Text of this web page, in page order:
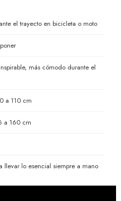
el trayecto en bicicleta o moto
más cómodo durante el
a 110 cm
a 160 cm
llevar lo esencial siempre a mano